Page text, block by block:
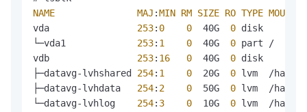
NAME
MAJ :MIN RM SIZE RO TYPE
vda 253: 0 0
  40G
0 disk
└─vda1 253: 1 0
  40G
0 part /
vdb 253: 16 0
  40G
0 disk
├─datavg-lvhshared 254: 1 0
  20G
0 lvm  /hana/
├─datavg-lvhdata 254: 2 0
  50G
0 lvm  /hana/
└─datavg-lvhlog 254: 3 0
  10G
0 lvm  /hana/